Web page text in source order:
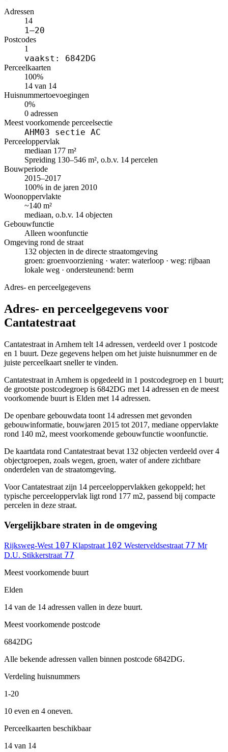
Adressen
14
1–20
Postcodes
1
vaakst: 6842DG
Perceelkaarten
100%
14 van 14
Huisnummertoevoegingen
0%
0 adressen
Meest voorkomende perceelsectie
AHM03 sectie AC
Perceeloppervlak
mediaan 177 m²
Spreiding 130–546 m², o.b.v. 14 percelen
Bouwperiode
2015–2017
100% in de jaren 2010
Woonoppervlakte
~140 m²
mediaan, o.b.v. 14 objecten
Gebouwfunctie
Alleen woonfunctie
Omgeving rond de straat
132 objecten in de directe straatomgeving
groen: groenvoorziening · water: waterloop · weg: rijbaan
lokale weg · ondersteunend: berm
Adres- en perceelgegevens
Adres- en perceelgegevens voor
Cantatestraat
Cantatestraat in Arnhem telt 14 adressen, verdeeld over 1 postcode
en 1 buurt. Deze gegevens helpen om het juiste huisnummer en de
juiste perceelkaart sneller te vinden.
Cantatestraat in Arnhem is opgedeeld in 1 postcodegroep en 1 buurt;
de grootste postcodegroep is 6842DG met 14 adressen en de meest
voorkomende buurt is Elden met 14 adressen.
De openbare gebouwdata toont 14 adressen met gevonden
gebouwinformatie, bouwjaren 2015 tot 2017, mediane oppervlakte
rond 140 m2, meest voorkomende gebouwfunctie woonfunctie.
De kaartdata rond Cantatestraat bevat 132 objecten verdeeld over 4
objectgroepen, zoals wegen, groen, water of andere zichtbare
onderdelen van de straatomgeving.
Voor Cantatestraat zijn 14 perceeloppervlakken gekoppeld; het
typische perceeloppervlak ligt rond 177 m2, passend bij compacte
percelen in deze straat.
Vergelijkbare straten in de omgeving
Rijksweg-West 107 Klapstraat 102 Westerveldsestraat 77 Mr
D.U. Stikkerstraat 77
Meest voorkomende buurt
Elden
14 van de 14 adressen vallen in deze buurt.
Meest voorkomende postcode
6842DG
Alle bekende adressen vallen binnen postcode 6842DG.
Verdeling huisnummers
1-20
10 even en 4 oneven.
Perceelkaarten beschikbaar
14 van 14